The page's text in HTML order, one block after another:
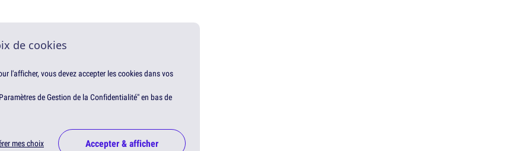
de cookies
l'afficher, vous devez accepter les cookies dans vos
de Gestion de la Confidentialité" en bas de
mes choix Accepter & afficher